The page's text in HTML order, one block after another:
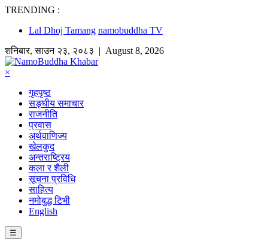
TRENDING :
Lal Dhoj Tamang namobuddha TV
शनिबार,साउन २३, २०८३ | August 8, 2026
×
गृहपृष्ठ
सङ्घीय समाचार
राजनीति
प्रवास
अर्थवाणिज्य
खेलकुद
अन्तराष्ट्रिय
कला र शैली
सूचना प्रविधि
साहित्य
नमोबुद्ध टिभी
English
☰